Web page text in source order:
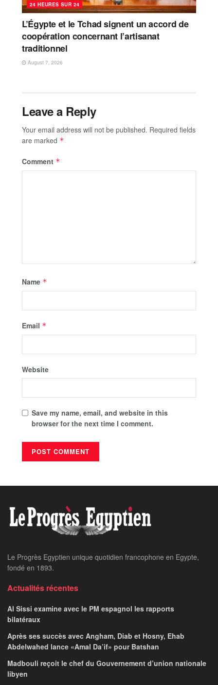
24 HEURES SUR 24
L’Égypte et le Tchad signent un accord de
coopération concernant l’artisanat
traditionnel
August 7, 2026
Leave a Reply
Your email address will not be published. Required fields
are marked *
Comment *
Name *
Email *
Website
Save my name, email, and website in this
browser for the next time I comment.
Le Progrès Egyptien unique quotidien francophone en Egypte,
fondé en 1893.
Actualités récentes
Al Sissi examine avec le PM espagnol les rapports
bilatéraux
Après ses succès avec Angham, Diab et Hosny, Ehab
Abdelwahed lance «Amal Da’if» pour Batshan
Madbouli reçoit le chef du Gouvernement d’union nationale
libyen